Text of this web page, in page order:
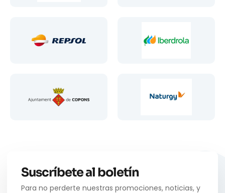
Suscríbete al boletín
Para no perderte nuestras promociones, noticias, y